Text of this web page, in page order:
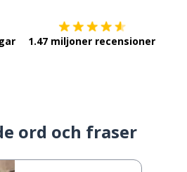
1.47 miljoner recensioner
ord och fraser